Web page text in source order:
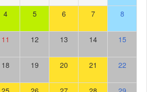
4 5 6 7 8
11 12 13 14 15
18 19 20 21 22